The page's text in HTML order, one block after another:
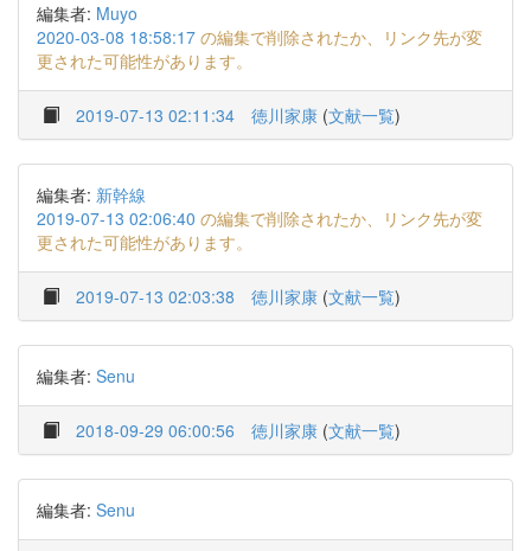
編集者: Muyo
2020-03-08 18:58:17 の編集で削除されたか、リンク先が変
更された可能性があります。
2019-07-13 02:11:34 徳川家康 (文献一覧)
編集者: 新幹線
2019-07-13 02:06:40 の編集で削除されたか、リンク先が変
更された可能性があります。
2019-07-13 02:03:38 徳川家康 (文献一覧)
編集者: Senu
2018-09-29 06:00:56 徳川家康 (文献一覧)
編集者: Senu